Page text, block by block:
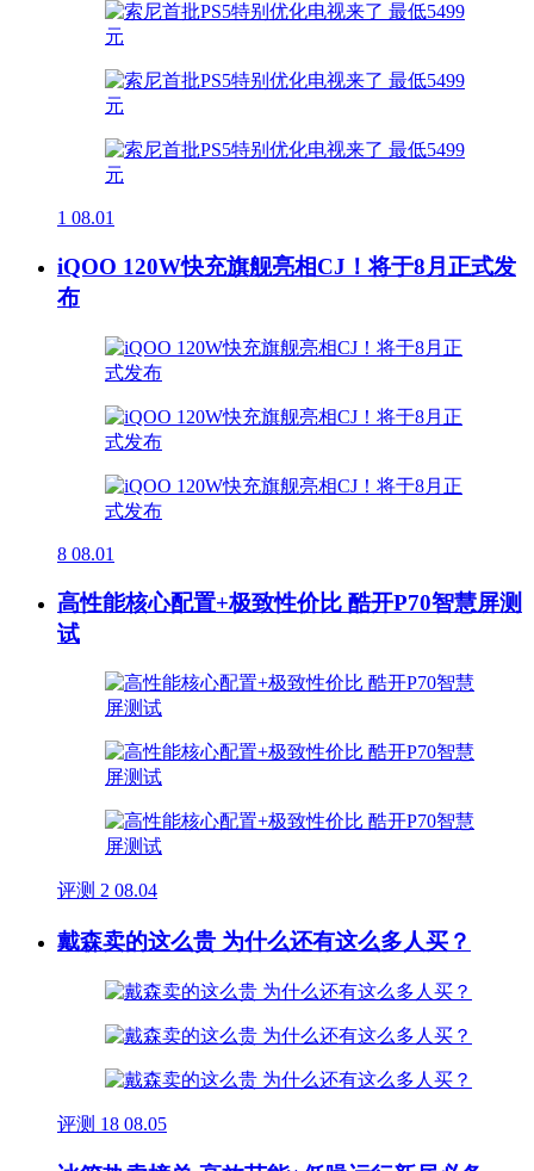
1 08.01
iQOO 120W快充旗舰亮相CJ！将于8月正式发
布
8 08.01
高性能核心配置+极致性价比 酷开P70智慧屏测
试
评测 2 08.04
戴森卖的这么贵 为什么还有这么多人买？
评测 18 08.05